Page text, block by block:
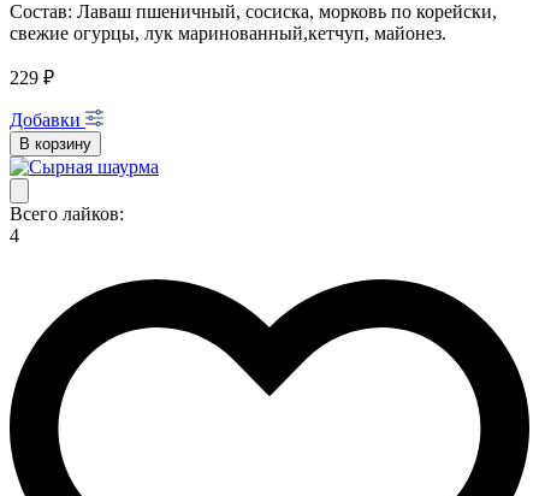
Состав: Лаваш пшеничный, сосиска, морковь по корейски,
свежие огурцы, лук маринованный,кетчуп, майонез.
229 ₽
Добавки
В корзину
Всего лайков:
4